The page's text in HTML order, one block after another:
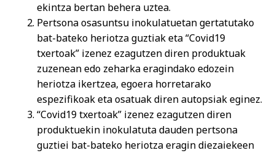
ekintza bertan behera uztea.
Pertsona osasuntsu inokulatuetan gertatutako
bat-bateko heriotza guztiak eta “Covid19
txertoak” izenez ezagutzen diren produktuak
zuzenean edo zeharka eragindako edozein
heriotza ikertzea, egoera horretarako
espezifikoak eta osatuak diren autopsiak eginez.
“Covid19 txertoak” izenez ezagutzen diren
produktuekin inokulatuta dauden pertsona
guztiei bat-bateko heriotza eragin diezaiekeen